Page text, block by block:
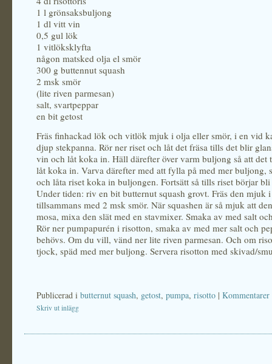
1 l grönsaksbuljong
1 dl vitt vin
0,5 gul lök
1 vitlöksklyfta
någon matsked olja el smör
300 g buttennut squash
2 msk smör
(lite riven parmesan)
salt, svartpeppar
en bit getost
Fräs finhackad lök och vitlök mjuk i olja eller smör, i en vid
djup stekpanna. Rör ner riset och låt det fräsa tills det blir
vin och låt koka in. Häll därefter över varm buljong så att det
låt koka in. Varva därefter med att fylla på med mer buljong,
och låta riset koka in buljongen. Fortsätt så tills riset börjar
Under tiden: riv en bit butternut squash grovt. Fräs den mjuk
tillsammans med 2 msk smör. När squashen är så mjuk att
mosa, mixa den slät med en stavmixer. Smaka av med salt
Rör ner pumpapurén i risotton, smaka av med mer salt och
behövs. Om du vill, vänd ner lite riven parmesan. Och om
tjock, späd med mer buljong. Servera risotton med skivad/
Publicerad i butternut squash, getost, pumpa, risotto |
Skriv ut inlägg